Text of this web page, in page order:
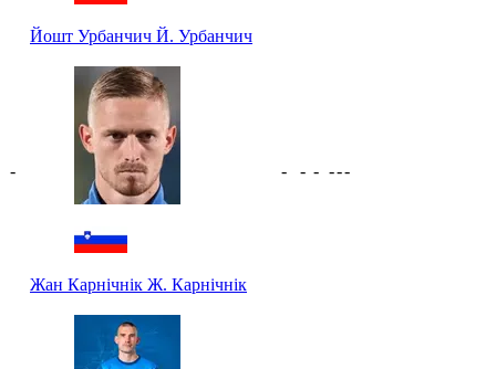
Йошт Урбанчич Й. Урбанчич
-
Жан Карнічнік Ж. Карнічнік
- - - ---